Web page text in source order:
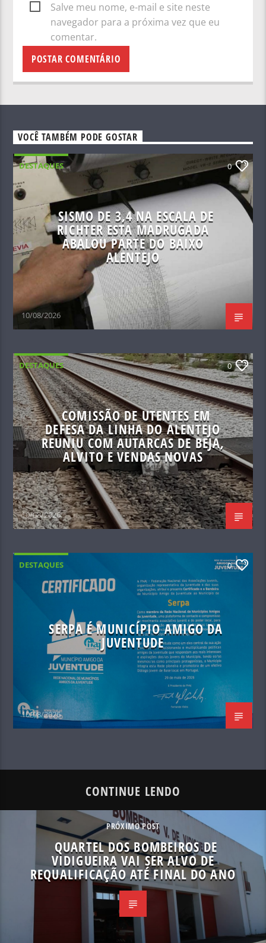
Salve meu nome, e-mail e site neste
navegador para a próxima vez que eu
comentar.
VOCÊ TAMBÉM PODE GOSTAR
DESTAQUES 0
SISMO DE 3,4 NA ESCALA DE
RICHTER ESTA MADRUGADA
ABALOU PARTE DO BAIXO
ALENTEJO
10/08/2026
DESTAQUES 0
COMISSÃO DE UTENTES EM
DEFESA DA LINHA DO ALENTEJO
REUNIU COM AUTARCAS DE BEJA,
ALVITO E VENDAS NOVAS
10/08/2026
DESTAQUES 0
SERPA É MUNICÍPIO AMIGO DA
JUVENTUDE
10/08/2026
CONTINUE LENDO
PRÓXIMO POST
QUARTEL DOS BOMBEIROS DE
VIDIGUEIRA VAI SER ALVO DE
REQUALIFICAÇÃO ATÉ FINAL DO ANO